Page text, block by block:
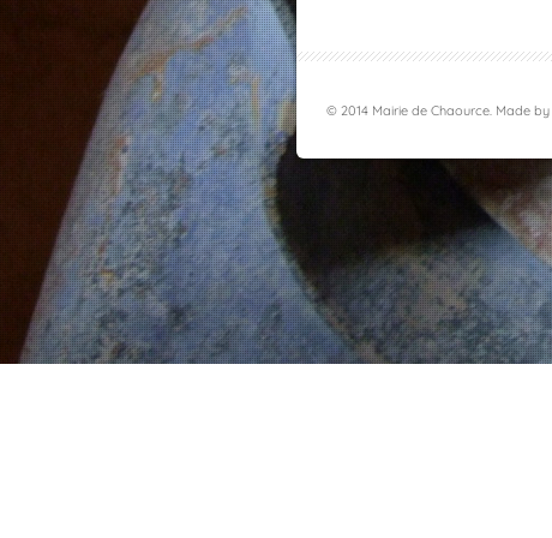
© 2014 Mairie de Chaource. Made by